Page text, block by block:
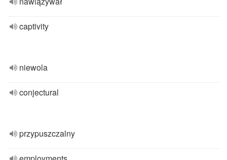
captivity
niewola
conjectural
przypuszczalny